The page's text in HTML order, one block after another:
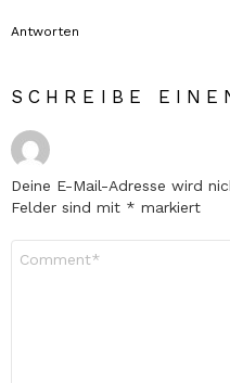
Antworten
SCHREIBE
Deine E-Mail-Adresse wird
Felder sind mit * markiert